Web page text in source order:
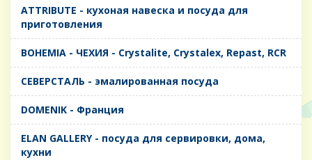
ATTRIBUTE - кухоная навеска и посуда для
приготовления
BOHEMIA - ЧЕХИЯ - Crystalite, Crystalex, Repast, RCR
CЕВЕРСТАЛЬ - эмалированная посуда
DOMENIK - Франция
ELAN GALLERY - посуда для сервировки, дома,
кухни